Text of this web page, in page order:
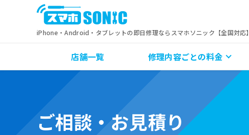
iPhone・Android・タブレットの即日修理ならスマホソニック【全国対応】
店舗一覧 修理内容ごとの料金
ご相談・お見積り